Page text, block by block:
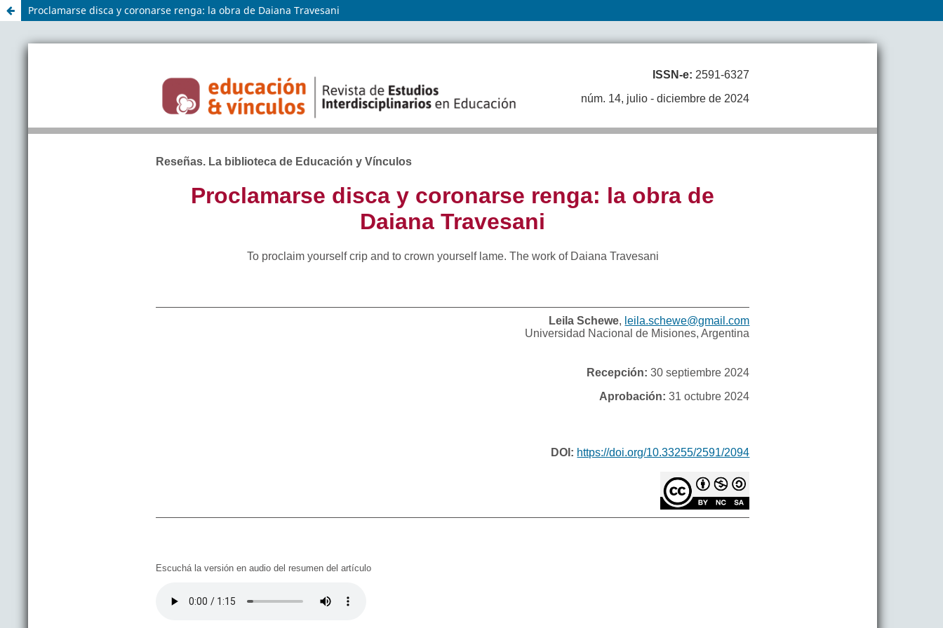
Proclamarse disca y coronarse renga: la obra de Daiana Travesani